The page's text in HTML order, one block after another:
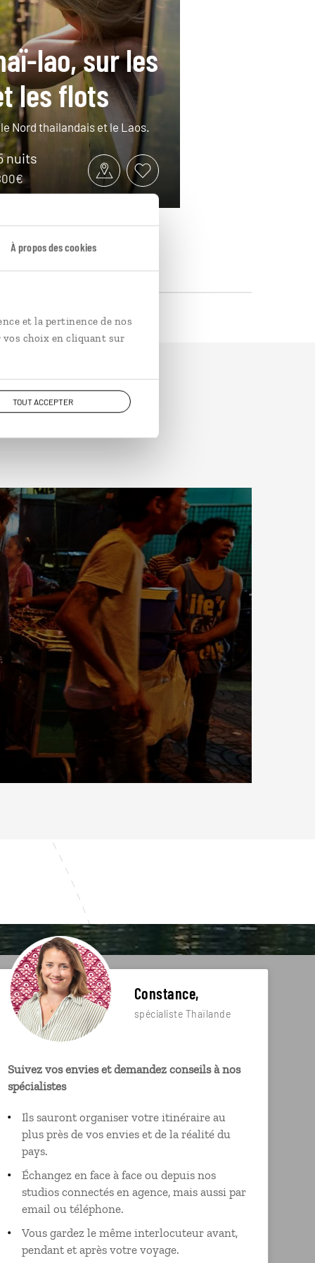
À propos des cookies
et la pertinence de nos
vos choix en cliquant sur
TOUT ACCEPTER
lao, sur les
les flots
Nord thailandais et le Laos.
nuits
Constance,
spécialiste Thaïlande
Suivez vos envies et demandez conseils à nos
spécialistes
Ils sauront organiser votre itinéraire au
plus près de vos envies et de la réalité du
pays.
Échangez en face à face ou depuis nos
studios connectés en agence, mais aussi par
email ou téléphone.
Vous gardez le même interlocuteur avant,
pendant et après votre voyage.